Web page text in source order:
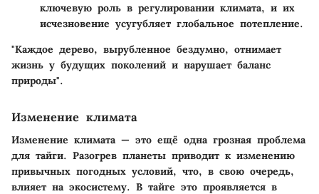
ключевую роль в регулировании климата, и их
исчезновение усугубляет глобальное потепление.
"Каждое дерево, вырубленное бездумно, отнимает
жизнь у будущих поколений и нарушает баланс
природы".
Изменение климата
Изменение климата — это ещё одна грозная проблема
для тайги. Разогрев планеты приводит к изменению
привычных погодных условий, что, в свою очередь,
влияет на экосистему. В тайге это проявляется в